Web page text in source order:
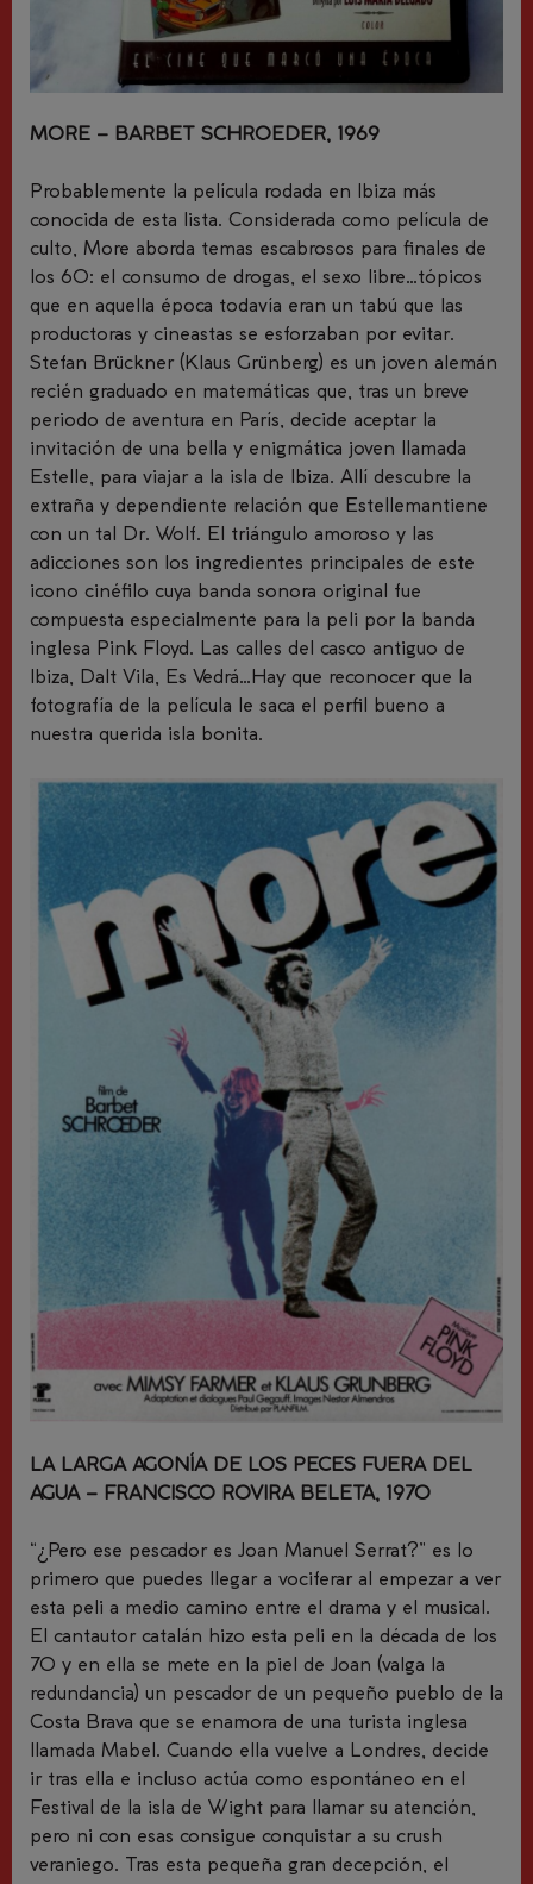
MORE – BARBET SCHROEDER, 1969
Probablemente la película rodada en Ibiza más
conocida de esta lista. Considerada como película de
culto, More aborda temas escabrosos para finales de
los 60: el consumo de drogas, el sexo libre…tópicos
que en aquella época todavía eran un tabú que las
productoras y cineastas se esforzaban por evitar.
Stefan Brückner (Klaus Grünberg) es un joven alemán
recién graduado en matemáticas que, tras un breve
periodo de aventura en París, decide aceptar la
invitación de una bella y enigmática joven llamada
Estelle, para viajar a la isla de Ibiza. Allí descubre la
extraña y dependiente relación que Estellemantiene
con un tal Dr. Wolf. El triángulo amoroso y las
adicciones son los ingredientes principales de este
icono cinéfilo cuya banda sonora original fue
compuesta especialmente para la peli por la banda
inglesa Pink Floyd. Las calles del casco antiguo de
Ibiza, Dalt Vila, Es Vedrá…Hay que reconocer que la
fotografía de la película le saca el perfil bueno a
nuestra querida isla bonita.
LA LARGA AGONÍA DE LOS PECES FUERA DEL
AGUA – FRANCISCO ROVIRA BELETA, 1970
“¿Pero ese pescador es Joan Manuel Serrat?” es lo
primero que puedes llegar a vociferar al empezar a ver
esta peli a medio camino entre el drama y el musical.
El cantautor catalán hizo esta peli en la década de los
70 y en ella se mete en la piel de Joan (valga la
redundancia) un pescador de un pequeño pueblo de la
Costa Brava que se enamora de una turista inglesa
llamada Mabel. Cuando ella vuelve a Londres, decide
ir tras ella e incluso actúa como espontáneo en el
Festival de la isla de Wight para llamar su atención,
pero ni con esas consigue conquistar a su crush
veraniego. Tras esta pequeña gran decepción, el